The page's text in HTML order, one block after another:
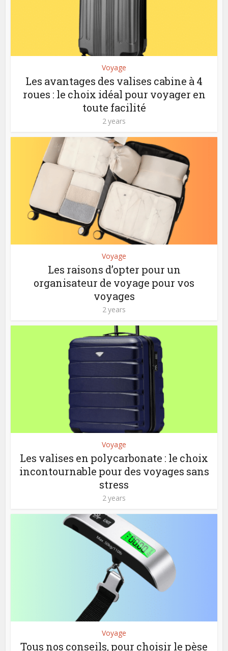
Voyage
Les avantages des valises cabine à 4
roues : le choix idéal pour voyager en
toute facilité
2 years
Voyage
Les raisons d’opter pour un
organisateur de voyage pour vos
voyages
2 years
Voyage
Les valises en polycarbonate : le choix
incontournable pour des voyages sans
stress
2 years
Voyage
Tous nos conseils, pour choisir le pèse